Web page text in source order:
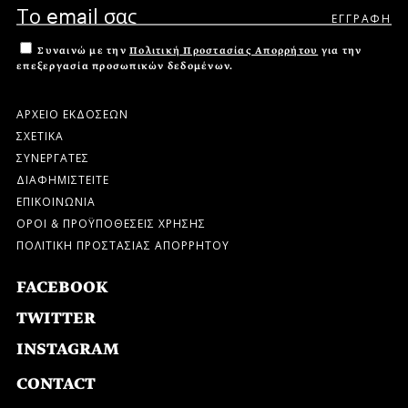
Συναινώ με την Πολιτική Προστασίας Απορρήτου για την
επεξεργασία προσωπικών δεδομένων.
ΑΡΧΕΙΟ ΕΚΔΟΣΕΩΝ
ΣΧΕΤΙΚΑ
ΣΥΝΕΡΓΑΤΕΣ
ΔΙΑΦΗΜΙΣΤΕΙΤΕ
ΕΠΙΚΟΙΝΩΝΙΑ
ΟΡΟΙ & ΠΡΟΫΠΟΘΕΣΕΙΣ ΧΡΗΣΗΣ
ΠΟΛΙΤΙΚΗ ΠΡΟΣΤΑΣΙΑΣ ΑΠΟΡΡΗΤΟΥ
FACEBOOK
TWITTER
INSTAGRAM
CONTACT